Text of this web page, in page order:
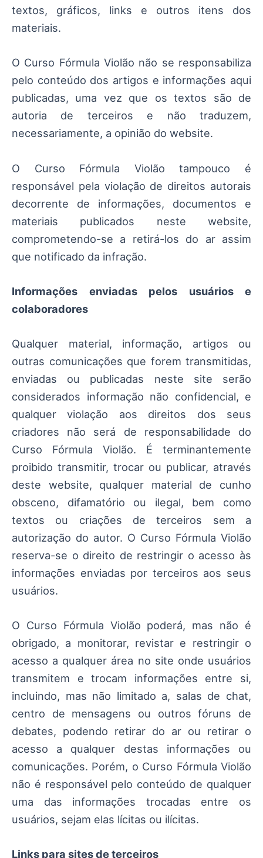
textos, gráficos, links e outros itens dos
materiais.
O Curso Fórmula Violão não se responsabiliza
pelo conteúdo dos artigos e informações aqui
publicadas, uma vez que os textos são de
autoria de terceiros e não traduzem,
necessariamente, a opinião do website.
O Curso Fórmula Violão tampouco é
responsável pela violação de direitos autorais
decorrente de informações, documentos e
materiais publicados neste website,
comprometendo-se a retirá-los do ar assim
que notificado da infração.
Informações enviadas pelos usuários e
colaboradores
Qualquer material, informação, artigos ou
outras comunicações que forem transmitidas,
enviadas ou publicadas neste site serão
considerados informação não confidencial, e
qualquer violação aos direitos dos seus
criadores não será de responsabilidade do
Curso Fórmula Violão. É terminantemente
proibido transmitir, trocar ou publicar, através
deste website, qualquer material de cunho
obsceno, difamatório ou ilegal, bem como
textos ou criações de terceiros sem a
autorização do autor. O Curso Fórmula Violão
reserva-se o direito de restringir o acesso às
informações enviadas por terceiros aos seus
usuários.
O Curso Fórmula Violão poderá, mas não é
obrigado, a monitorar, revistar e restringir o
acesso a qualquer área no site onde usuários
transmitem e trocam informações entre si,
incluindo, mas não limitado a, salas de chat,
centro de mensagens ou outros fóruns de
debates, podendo retirar do ar ou retirar o
acesso a qualquer destas informações ou
comunicações. Porém, o Curso Fórmula Violão
não é responsável pelo conteúdo de qualquer
uma das informações trocadas entre os
usuários, sejam elas lícitas ou ilícitas.
Links para sites de terceiros